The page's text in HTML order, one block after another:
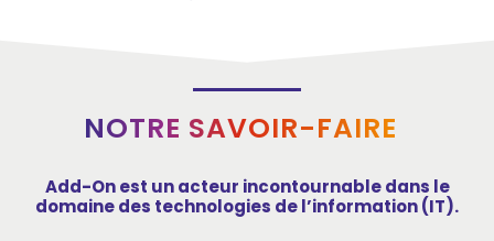
NOTRE SAVOIR-FAIRE
Add-On est un acteur incontournable dans le
domaine des technologies de l’information (IT).